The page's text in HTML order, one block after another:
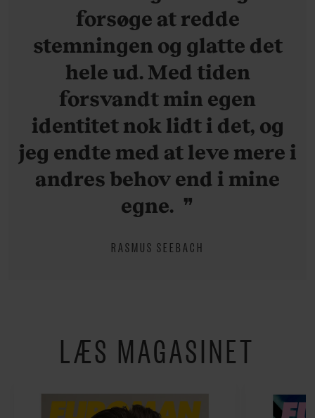
forsøge at redde
stemningen og glatte det
hele ud. Med tiden
forsvandt min egen
identitet nok lidt i det, og
jeg endte med at leve mere i
andres behov end i mine
egne.
RASMUS SEEBACH
LÆS MAGASINET